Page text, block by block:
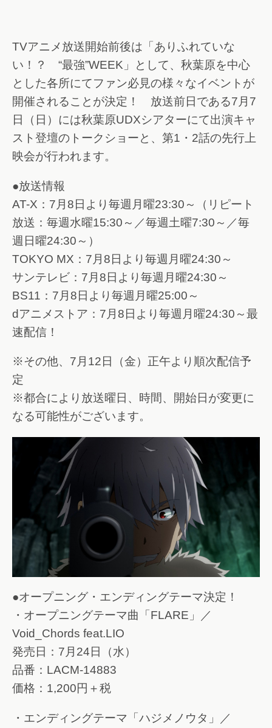
TVアニメ放送開始前後は「ありふれていな
い！？ “最強”WEEK」として、秋葉原を中心
とした各所にてファン必見の様々なイベントが
開催されることが決定！ 放送前日である7月7
日（日）には秋葉原UDXシアターにて出演キャ
スト登壇のトークショーと、第1・2話の先行上
映会が行われます。
●放送情報
AT-X：7月8日より毎週月曜23:30～（リピート
放送：毎週水曜15:30～／毎週土曜7:30～／毎
週日曜24:30～）
TOKYO MX：7月8日より毎週月曜24:30～
サンテレビ：7月8日より毎週月曜24:30～
BS11：7月8日より毎週月曜25:00～
dアニメストア：7月8日より毎週月曜24:30～最
速配信！
※その他、7月12日（金）正午より順次配信予
定
※都合により放送曜日、時間、開始日が変更に
なる可能性がございます。
●オープニング・エンディングテーマ決定！
・オープニングテーマ曲「FLARE」／
Void_Chords feat.LIO
発売日：7月24日（水）
品番：LACM-14883
価格：1,200円＋税
・エンディングテーマ「ハジメノウタ」／